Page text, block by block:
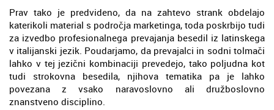
Prav tako je predvideno, da na zahtevo strank obdelajo
katerikoli material s področja marketinga, toda poskrbijo tudi
za izvedbo profesionalnega prevajanja besedil iz latinskega
v italijanski jezik. Poudarjamo, da prevajalci in sodni tolmači
lahko v tej jezični kombinaciji prevedejo, tako poljudna kot
tudi strokovna besedila, njihova tematika pa je lahko
povezana z vsako naravoslovno ali družboslovno
znanstveno disciplino.